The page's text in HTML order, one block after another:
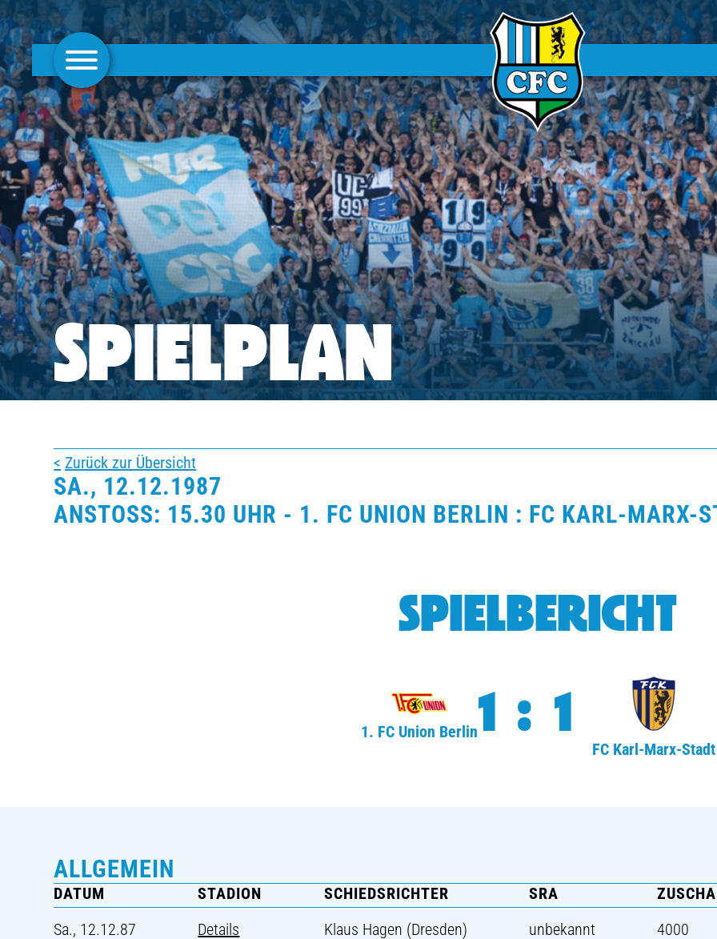
AKTUELLES
1. MANNSCHAFT
FRAUEN
CAMPUS
CLUB
CLUBMITGLIEDSCHAFT
BUSINESS
SÜDKURVE
TICKETING
SPIELPLAN
Zurück zur Übersicht
SA., 12.12.1987
ANSTOSS: 15.30 UHR - 1. FC UNION BERLIN : FC KARL-MARX-
SPIELBERICHT
1. FC Union Berlin1:1
FC Karl-Marx-Stadt
ALLGEMEIN
DATUM
Sa., 12.12.87
STADION
Details
SCHIEDSRICHTER
Klaus Hagen (Dresden)
SRA
unbekannt
4000